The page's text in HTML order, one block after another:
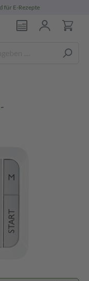
für E-Rezepte